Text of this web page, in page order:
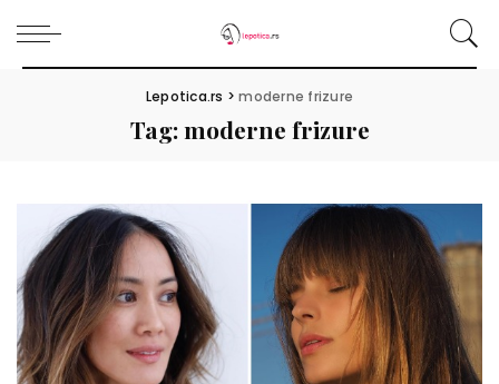
Lepotica.rs >moderne frizure
Tag:moderne frizure